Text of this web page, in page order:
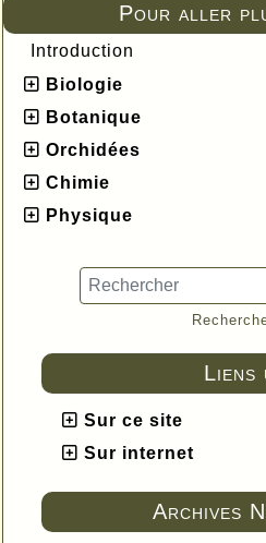
Pour aller
Introduction
Biologie
Botanique
Orchidées
Chimie
Physique
Sur ce site
Sur internet
Archives